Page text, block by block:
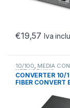
€19,57 Iva
10/100, MEDIA
NETWORKING
CONVERTER 10/
FIBER CONVERT